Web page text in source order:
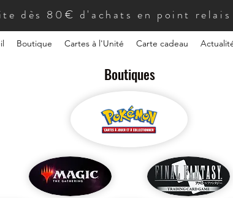
dès 80€ d'achats en point
Boutique Cartes à l'Unité Carte cadeau
Boutiques